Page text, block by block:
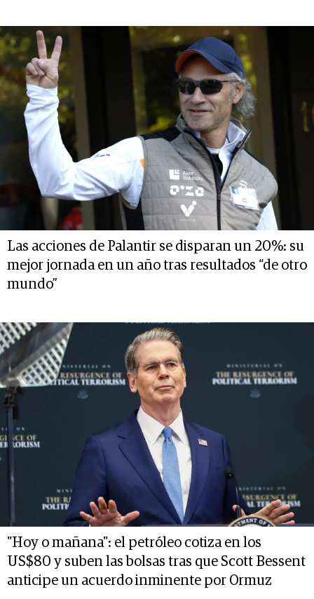
Las acciones de Palantir se disparan un 20%: su
mejor jornada en un año tras resultados “de otro
mundo”
"Hoy o mañana": el petróleo cotiza en los
US$80 y suben las bolsas tras que Scott Bessent
anticipe un acuerdo inminente por Ormuz